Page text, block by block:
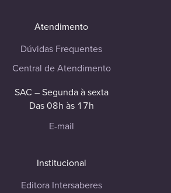
Atendimento
Dúvidas Frequentes
Central de Atendimento
SAC – Segunda à sexta
Das 08h às 17h
E-mail
Institucional
Editora Intersaberes